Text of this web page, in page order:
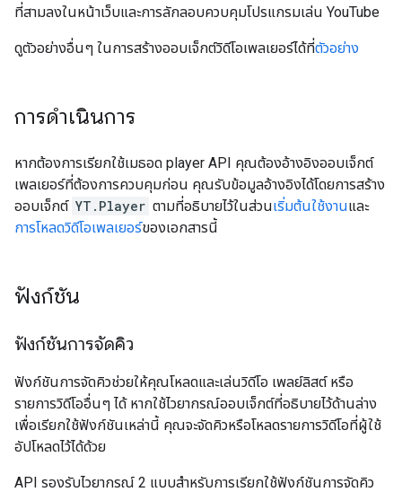
ที่สามลงในหน้าเว็บและการลักลอบควบคุมโปรแกรมเล่น YouTube
ดูตัวอย่างอื่นๆ ในการสร้างออบเจ็กต์วิดีโอเพลเยอร์ได้ที่ตัวอย่าง
การดำเนินการ
หากต้องการเรียกใช้เมธอด player API คุณต้องอ้างอิงออบเจ็กต์
เพลเยอร์ที่ต้องการควบคุมก่อน คุณรับข้อมูลอ้างอิงได้โดยการสร้าง
ออบเจ็กต์ YT.Player ตามที่อธิบายไว้ในส่วนเริ่มต้นใช้งานและ
การโหลดวิดีโอเพลเยอร์ของเอกสารนี้
ฟังก์ชัน
ฟังก์ชันการจัดคิว
ฟังก์ชันการจัดคิวช่วยให้คุณโหลดและเล่นวิดีโอ เพลย์ลิสต์ หรือ
รายการวิดีโออื่นๆ ได้ หากใช้ไวยากรณ์ออบเจ็กต์ที่อธิบายไว้ด้านล่าง
เพื่อเรียกใช้ฟังก์ชันเหล่านี้ คุณจะจัดคิวหรือโหลดรายการวิดีโอที่ผู้ใช้
อัปโหลดไว้ได้ด้วย
API รองรับไวยากรณ์ 2 แบบสำหรับการเรียกใช้ฟังก์ชันการจัดคิว